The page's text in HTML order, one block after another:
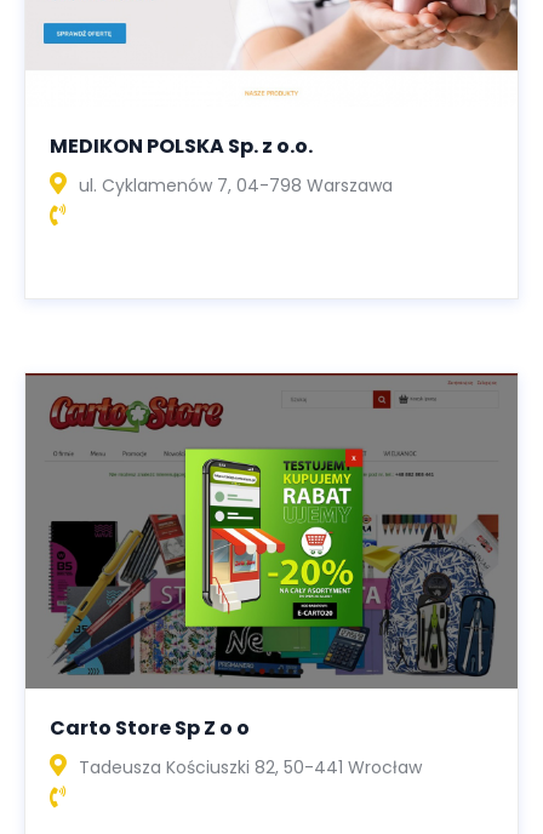
MEDIKON POLSKA Sp. z o.o.
ul. Cyklamenów 7, 04-798 Warszawa
Carto Store Sp Z o o
Tadeusza Kościuszki 82, 50-441 Wrocław